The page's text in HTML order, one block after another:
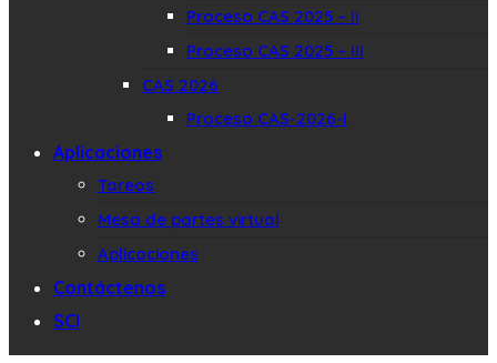
Proceso CAS 2025 – II
Proceso CAS 2025 – III
CAS 2026
Proceso CAS-2026-I
Aplicaciones
Tareos
Mesa de partes virtual
Aplicaciones
Contáctenos
SCI